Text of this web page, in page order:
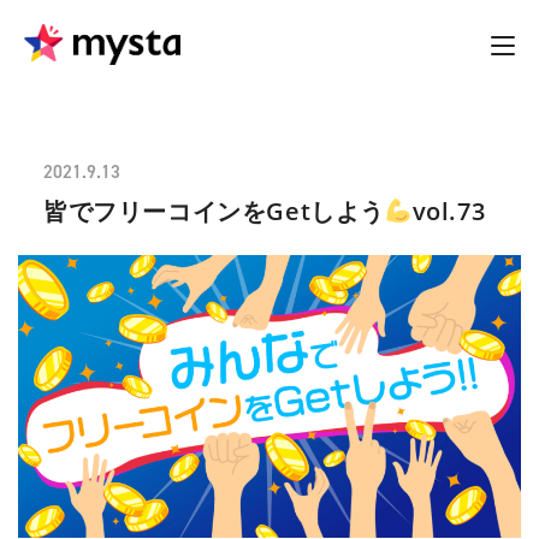
2021.9.13
皆でフリーコインをGetしよう vol.73